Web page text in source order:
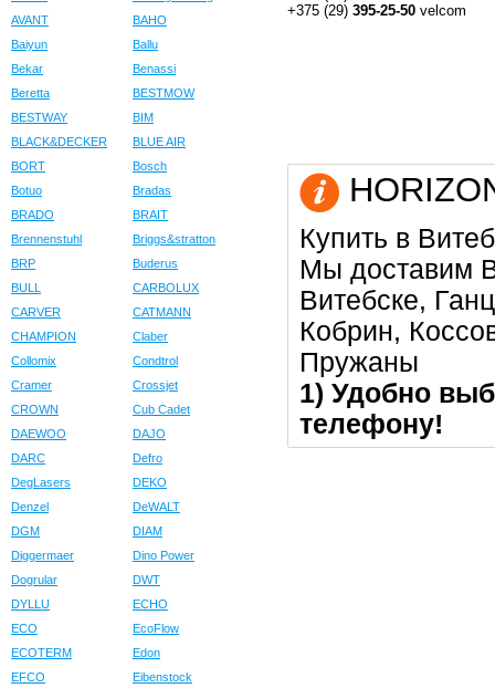
AVANT
BAHO
Baiyun
Ballu
Bekar
Benassi
Beretta
BESTMOW
BESTWAY
BIM
BLACK&DECKER
BLUE AIR
BORT
Bosch
Botuo
Bradas
BRADO
BRAIT
Brennenstuhl
Briggs&stratton
BRP
Buderus
BULL
CARBOLUX
CARVER
CATMANN
CHAMPION
Claber
Collomix
Condtrol
Cramer
Crossjet
CROWN
Cub Cadet
DAEWOO
DAJO
DARC
Defro
DegLasers
DEKO
Denzel
DeWALT
DGM
DIAM
Diggermaer
Dino Power
Dogrular
DWT
DYLLU
ECHO
ECO
EcoFlow
ECOTERM
Edon
EFCO
Eibenstock
+375 (29) 395-25-50 velcom
Купить в
Мы доставим
Витебске,
Кобрин,
Пружаны
1) Удобно
телефону!